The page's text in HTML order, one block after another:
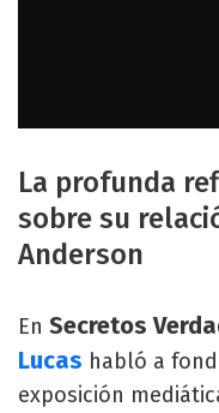
La profunda
sobre su
Anderson
En Secretos
Lucas habló a
exposición